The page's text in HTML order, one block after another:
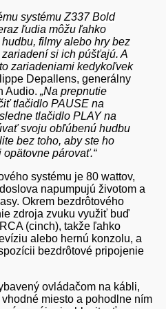
systému Z337Bold
ľudia môžu ľahko
filmy alebo hry bez
si ich púšťajú. A
zariadeniami kedykoľvek
Depallens, generálny
Audio. „Na prepnutie
tlačidlo PAUSE na
tlačidlo PLAY na
svoju obľúbenú hudbu
bez toho, aby ste ho
párovať.“
systému je 80 wattov,
napumpujú životom a
Okrem bezdrôtového
zdroja zvuku využiť buď
(cinch), takže ľahko
alebo hernú konzolu, a
bezdrôtové pripojenie
ovládačom na kábli,
miesto a pohodlne ním